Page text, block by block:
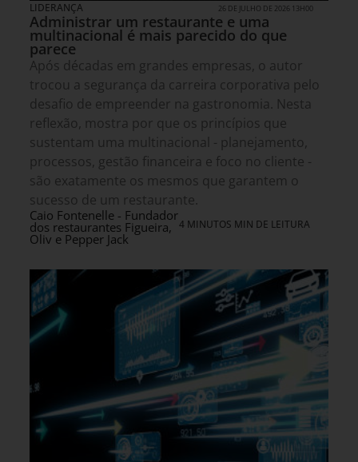
LIDERANÇA 26 DE JULHO DE 2026 13H00
Administrar um restaurante e uma
multinacional é mais parecido do que
parece
Após décadas em grandes empresas, o autor
trocou a segurança da carreira corporativa pelo
desafio de empreender na gastronomia. Nesta
reflexão, mostra por que os princípios que
sustentam uma multinacional - planejamento,
processos, gestão financeira e foco no cliente -
são exatamente os mesmos que garantem o
sucesso de um restaurante.
Caio Fontenelle - Fundador
dos restaurantes Figueira,
Oliv e Pepper Jack
4 MINUTOS MIN DE LEITURA